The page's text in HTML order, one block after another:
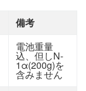
備考
電池重量
込、但しN-
1α(200g)を
含みません